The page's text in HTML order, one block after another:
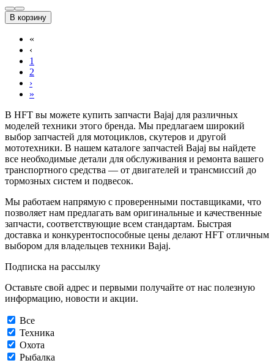
В корзину
«
‹
1
2
›
»
В HFT вы можете купить запчасти Bajaj для различных
моделей техники этого бренда. Мы предлагаем широкий
выбор запчастей для мотоциклов, скутеров и другой
мототехники. В нашем каталоге запчастей Bajaj вы найдете
все необходимые детали для обслуживания и ремонта вашего
транспортного средства — от двигателей и трансмиссий до
тормозных систем и подвесок.
Мы работаем напрямую с проверенными поставщиками, что
позволяет нам предлагать вам оригинальные и качественные
запчасти, соответствующие всем стандартам. Быстрая
доставка и конкурентоспособные цены делают HFT отличным
выбором для владельцев техники Bajaj.
Подписка на рассылку
Оставьте свой адрес и первыми получайте от нас полезную
информацию, новости и акции.
Все
Техника
Охота
Рыбалка